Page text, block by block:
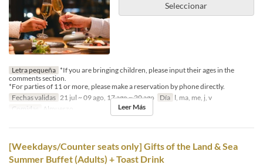
Seleccionar
Letra pequeña *If you are bringing children, please input their ages in the
comments section.
*For parties of 11 or more, please make a reservation by phone directly.
Fechas validas 21 jul ~ 09 ago, 17 ago ~ 20 ago Día l, ma, me, j, v
Comidas
Almuerzo Leer Más
[Weekdays/Counter seats only] Gifts of the Land & Sea
Summer Buffet (Adults) + Toast Drink